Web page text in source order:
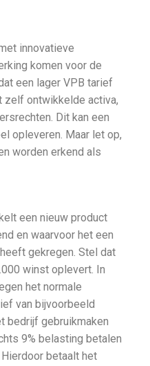
innovatieve
komen voor de
een lager VPB tarief
ontwikkelde activa,
Dit kan een
opleveren. Maar let op,
worden erkend als
een nieuw product
en waarvoor het een
gekregen. Stel dat
winst oplevert. In
het normale
van bijvoorbeeld
bedrijf gebruikmaken
9% belasting betalen
betaalt het